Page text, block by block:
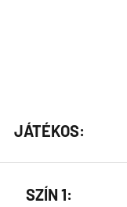
JÁTÉKOS:
SZÍN 1: